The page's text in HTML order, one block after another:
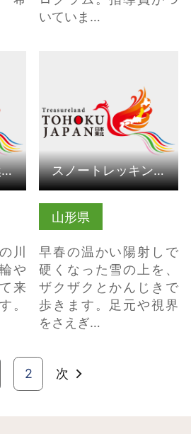
いていま…
川
や
来
。
川遊び（大鳥自然の家体験プログラム）（山形県鶴岡市）
山形県
早春の温かい陽射しで
硬くなった雪の上を、
ザクザクとかんじきで
歩きます。足元や視界
をさえぎ…
スノートレッキング（大鳥自然の家体験プログラム）（山形県鶴…
2 次